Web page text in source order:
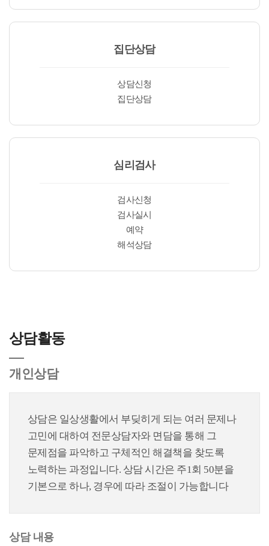
집단상담
상담신청
집단상담
심리검사
검사신청
검사실시
예약
해석상담
상담활동
개인상담
상담은 일상생활에서 부딪히게 되는 여러 문제나
고민에 대하여 전문상담자와 면담을 통해 그
문제점을 파악하고 구체적인 해결책을 찾도록
노력하는 과정입니다. 상담 시간은 주1회 50분을
기본으로 하나, 경우에 따라 조절이 가능합니다
상담 내용